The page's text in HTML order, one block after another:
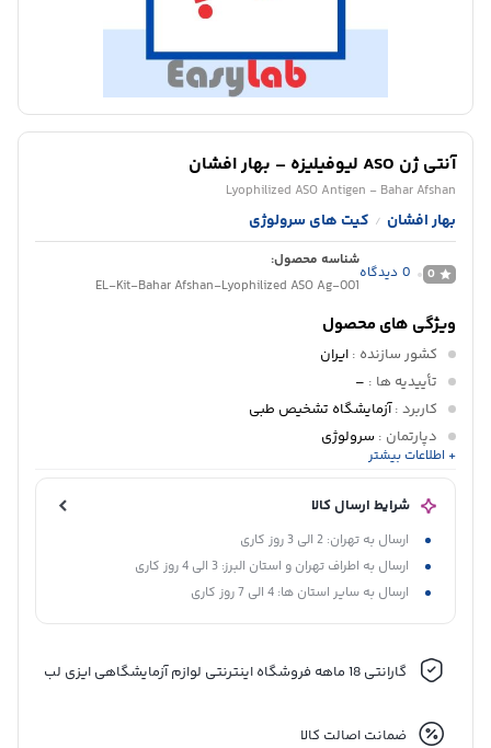
آنتی ژن ASO لیوفیلیزه – بهار افشان
Lyophilized ASO Antigen - Bahar Afshan
بهار افشان / کیت های سرولوژی
0
0 دیدگاه
شناسه محصول:
EL-Kit-Bahar Afshan-Lyophilized ASO Ag-001
ویژگی های محصول
کشور سازنده : ایران
تأییدیه ها :
–
کاربرد :آزمایشگاه تشخیص طبی
دپارتمان : سرولوژی
پانل تشخیصی
+ اطلاعات بیشتر
شرایط ارسال کالا
ارسال به تهران: 2 الی 3 روز کاری
ارسال به اطراف تهران و استان البرز: 3 الی 4 روز کاری
ارسال به سایر استان ها: 4 الی 7 روز کاری
گارانتی 18 ماهه فروشگاه اینترنتی لوازم آزمایشگاهی ایزی لب
ضمانت اصالت کالا